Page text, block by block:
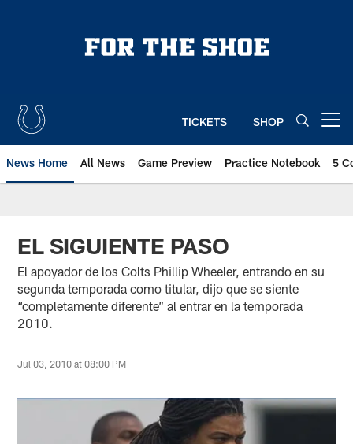
TICKETS SHOP
News Home All News Game Preview Practice Notebook 5
EL SIGUIENTE PASO
El apoyador de los Colts Phillip Wheeler, entrando en su
segunda temporada como titular, dijo que se siente
“completamente diferente” al entrar en la temporada
2010.
Jul 03, 2010 at 08:00 PM